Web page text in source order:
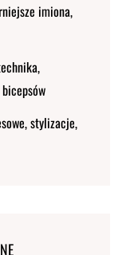
imiona,
stylizacje,